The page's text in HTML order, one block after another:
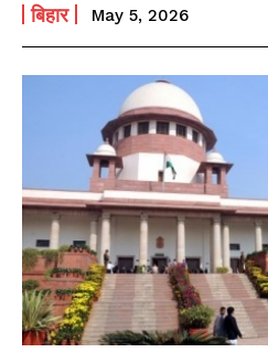
बिहार May 5, 2026